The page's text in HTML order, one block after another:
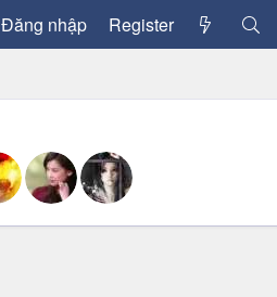
Đăng nhập Register